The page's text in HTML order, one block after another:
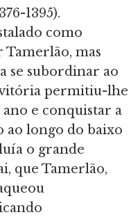
1395).
como
mas
se subordinar ao
vitória permitiu-lhe
e conquistar a
longo do baixo
o grande
que Tamerlão,